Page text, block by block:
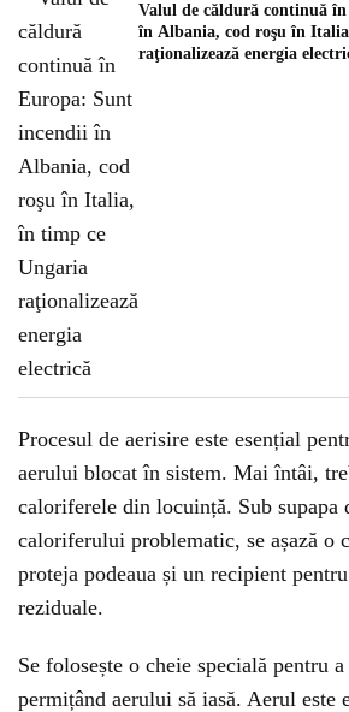
Valul de căldură continuă
în Albania, cod roşu în
raţionalizează energia
Procesul de aerisire este esențial
aerului blocat în sistem. Mai întâi,
caloriferele din locuință. Sub supapa
caloriferului problematic, se așază o
proteja podeaua și un recipient
reziduale.
Se folosește o cheie specială pentru
permițând aerului să iasă. Aerul este